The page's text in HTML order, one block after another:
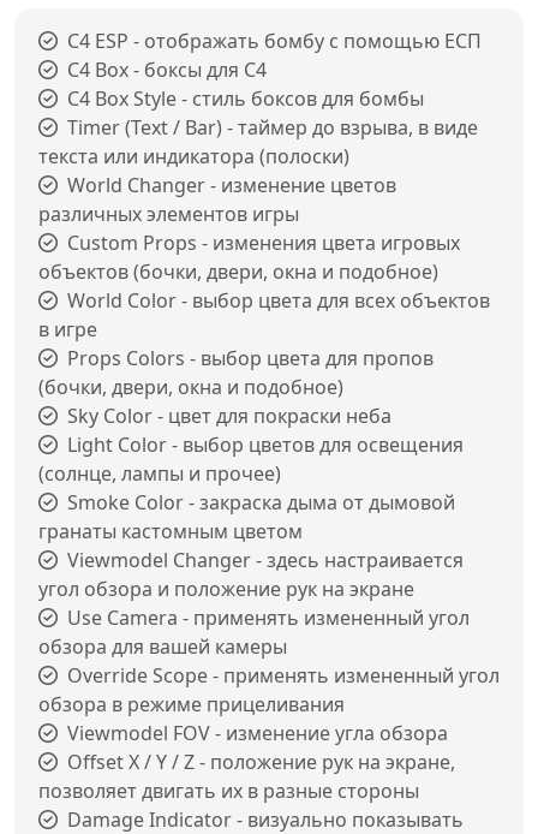
C4 ESP - отображать бомбу с помощью ЕСП
C4 Box - боксы для C4
C4 Box Style - стиль боксов для бомбы
Timer (Text / Bar) - таймер до взрыва, в виде
текста или индикатора (полоски)
World Changer - изменение цветов
различных элементов игры
Custom Props - изменения цвета игровых
объектов (бочки, двери, окна и подобное)
World Color - выбор цвета для всех объектов
в игре
Props Colors - выбор цвета для пропов
(бочки, двери, окна и подобное)
Sky Color - цвет для покраски неба
Light Color - выбор цветов для освещения
(солнце, лампы и прочее)
Smoke Color - закраска дыма от дымовой
гранаты кастомным цветом
Viewmodel Changer - здесь настраивается
угол обзора и положение рук на экране
Use Camera - применять измененный угол
обзора для вашей камеры
Override Scope - применять измененный угол
обзора в режиме прицеливания
Viewmodel FOV - изменение угла обзора
Offset X / Y / Z - положение рук на экране,
позволяет двигать их в разные стороны
Damage Indicator - визуально показывать